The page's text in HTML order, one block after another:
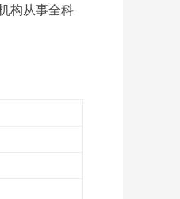
构从事全科